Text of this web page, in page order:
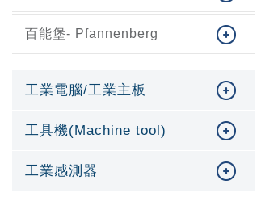
百能堡- Pfannenberg
工業電腦/工業主板
工具機(Machine tool)
工業感測器